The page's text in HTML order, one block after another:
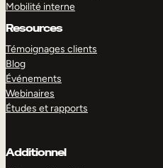
Mobilité interne
Resources
Témoignages clients
Blog
Événements
Webinaires
Études et rapports
Additionnel